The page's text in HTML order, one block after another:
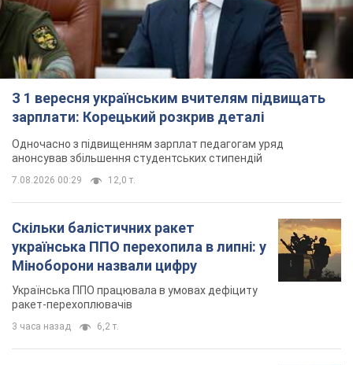
З 1 вересня українським вчителям підвищать
зарплати: Корецький розкрив деталі
Одночасно з підвищенням зарплат педагогам уряд
анонсував збільшення студентських стипендій
7.08.2026 00:29 12,0 т.
Скільки балістичних ракет
українська ППО перехопила в липні: у
Міноборони назвали цифру
Українська ППО працювала в умовах дефіциту
ракет-перехоплювачів
3 часа назад 6,2 т.